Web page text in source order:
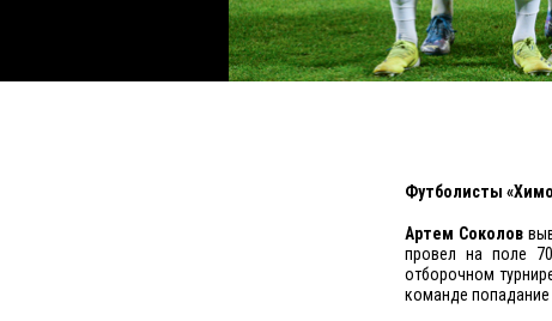
Футболисты
Артем Соколов
провел на поле
отборочном
команде попадание